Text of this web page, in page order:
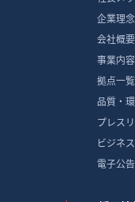
企業理念
会社概
事業内
拠点一覧
品質・
プレス
ビジネ
電子公告